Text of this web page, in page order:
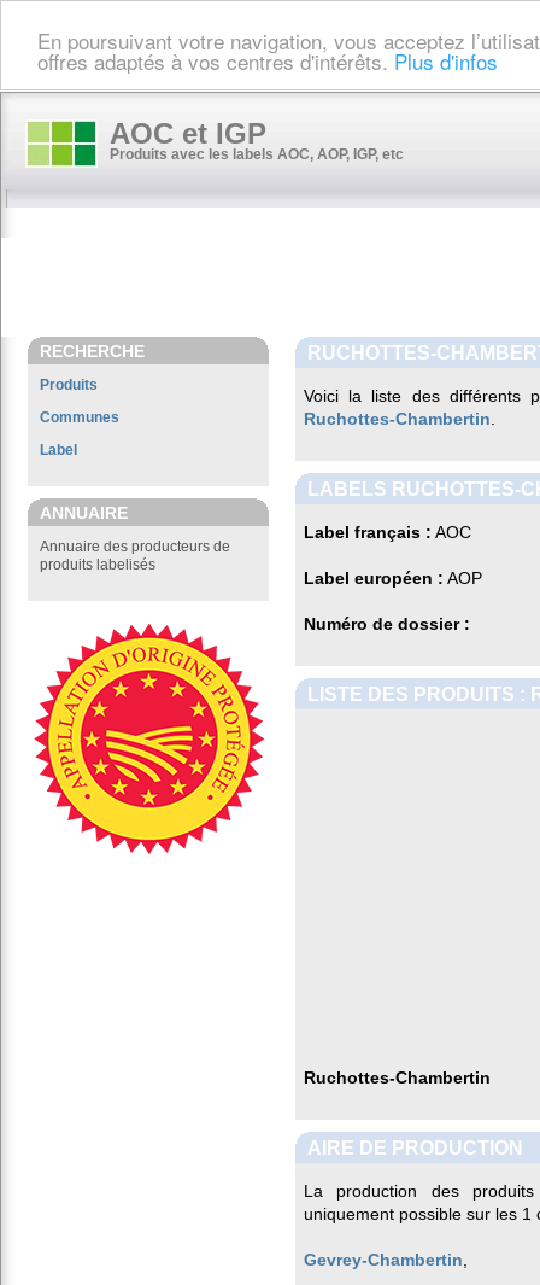
En poursuivant votre navigation, vous acceptez
offres adaptés à vos centres d'intérêts. Plus d'infos
AOC et IGP
Produits avec les labels AOC, AOP, IGP, etc
RECHERCHE
Produits
Communes
Label
ANNUAIRE
Annuaire des producteurs de
produits labelisés
RUCHOTTES-
Voici la liste des différents
Ruchottes-Chambertin
LABELS RUCHOTTES-
Label français : AOC
Label européen : AOP
Numéro de dossier :
LISTE DES PRODUITS :
Ruchottes-Chambertin
AIRE DE PRODUCTION
La production des
uniquement possible sur les 1
Gevrey-Chambertin